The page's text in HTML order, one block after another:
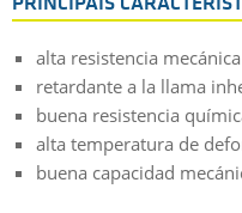
PRINCIPAIS
alta resistencia mecánica
retardante a la llama
buena resistencia
alta temperatura de
buena capacidad